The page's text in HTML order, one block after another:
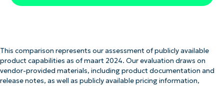
This comparison represents our assessment of publicly available
product capabilities as of maart 2024. Our evaluation draws on
vendor-provided materials, including product documentation and
release notes, as well as publicly available pricing information,